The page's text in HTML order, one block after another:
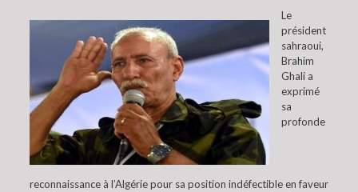
Le
président
sahraoui,
Brahim
Ghali a
exprimé
sa
profonde
reconnaissance à l’Algérie pour sa position indéfectible en faveur